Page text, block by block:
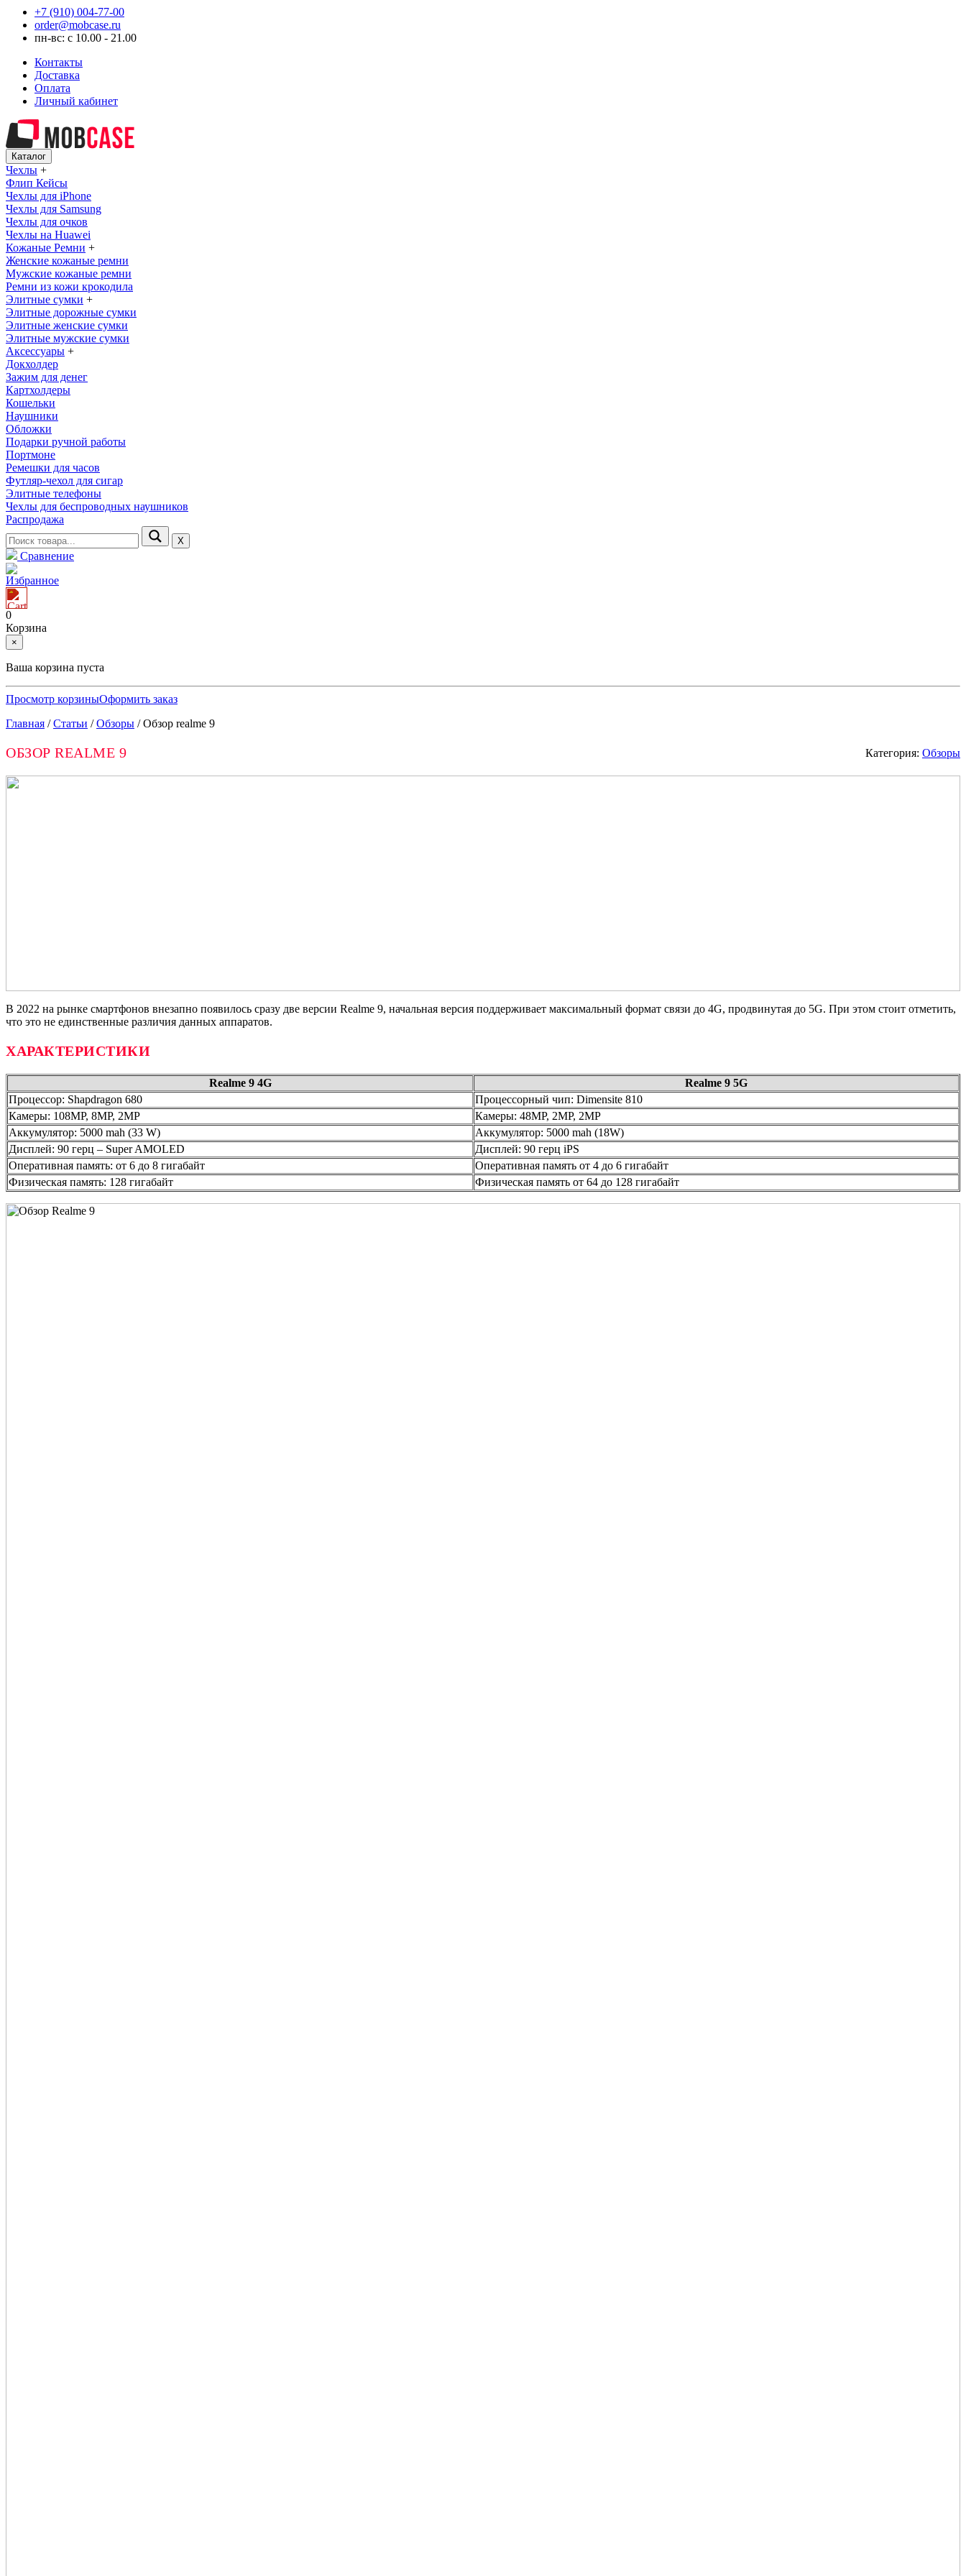
+7 (910) 004-77-00
order@mobcase.ru
пн-вс: с 10.00 - 21.00
Контакты
Доставка
Оплата
Личный кабинет
Каталог
Чехлы +
Флип Кейсы
Чехлы для iPhone
Чехлы для Samsung
Чехлы для очков
Чехлы на Huawei
Кожаные Ремни +
Женские кожаные ремни
Мужские кожаные ремни
Ремни из кожи крокодила
Элитные сумки +
Элитные дорожные сумки
Элитные женские сумки
Элитные мужские сумки
Аксессуары +
Докхолдер
Зажим для денег
Картхолдеры
Кошельки
Наушники
Обложки
Подарки ручной работы
Портмоне
Ремешки для часов
Футляр-чехол для сигар
Элитные телефоны
Чехлы для беспроводных наушников
Распродажа
Х
Сравнение
Избранное
0
Корзина
×
Ваша корзина пуста
Просмотр корзиныОформить заказ
Главная /Статьи /Обзоры /Обзор realme 9
ОБЗОР REALME 9 Категория: Обзоры
В 2022 на рынке смартфонов внезапно появилось сразу две версии Realme 9, начальная версия поддерживает максимальный формат связи до 4G, продвинутая до 5G. При этом стоит отметить,
что это не единственные различия данных аппаратов.
ХАРАКТЕРИСТИКИ
Realme9 4G Realme 9 5G
Процессор: Shapdragon 680
Процессорный чип: Dimensite 810
Камеры: 108MP, 8MP, 2MP
Камеры: 48MP, 2MP, 2MP
Аккумулятор: 5000 mah (33 W)
Аккумулятор: 5000 mah (18W)
Дисплей: 90 герц – Super AMOLED
Дисплей: 90 герц iPS
Оперативная память: от 6 до 8 гигабайт
Оперативная память от 4 до 6 гигабайт
Физическая память: 128 гигабайт
Физическая память от 64 до 128 гигабайт